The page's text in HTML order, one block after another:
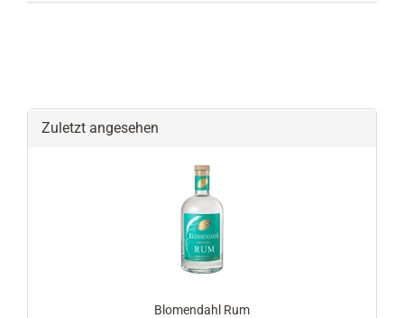
Zuletzt angesehen
Blomendahl Rum